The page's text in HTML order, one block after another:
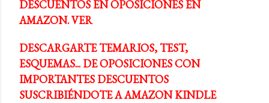
DESCUENTOS EN OPOSICIONES EN
AMAZON. VER
DESCARGARTE TEMARIOS, TEST,
ESQUEMAS... DE OPOSICIONES CON
IMPORTANTES DESCUENTOS
SUSCRIBIÉNDOTE A AMAZON KINDLE